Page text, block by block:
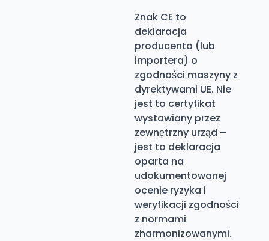
Znak CE to
deklaracja
producenta (lub
importera) o
zgodności maszyny z
dyrektywami UE. Nie
jest to certyfikat
wystawiany przez
zewnętrzny urząd –
jest to deklaracja
oparta na
udokumentowanej
ocenie ryzyka i
weryfikacji zgodności
z normami
zharmonizowanymi.